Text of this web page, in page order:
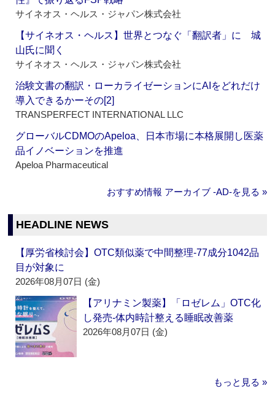
サイネオス・ヘルス・ジャパン株式会社
【サイネオス・ヘルス】世界とつなぐ「翻訳者」に 城
山氏に聞く
サイネオス・ヘルス・ジャパン株式会社
治験文書の翻訳・ローカライゼーションにAIをどれだけ
導入できるかーその[2]
TRANSPERFECT INTERNATIONAL LLC
グローバルCDMOのApeloa、日本市場に本格展開し医薬
品イノベーションを推進
Apeloa Pharmaceutical
おすすめ情報 アーカイブ ‐AD‐を見る »
HEADLINE NEWS
【厚労省検討会】OTC類似薬で中間整理‐77成分1042品
目が対象に
2026年08月07日 (金)
【アリナミン製薬】「ロゼレム」OTC化
し発売‐体内時計整える睡眠改善薬
2026年08月07日 (金)
もっと見る »